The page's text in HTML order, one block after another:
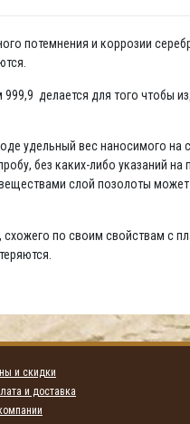
потемнения и коррозии
делается для того чтобы
удельный вес наносимого на
без каких-либо указаний
слой позолоты
по своим свойствам с
и скидки
и доставка